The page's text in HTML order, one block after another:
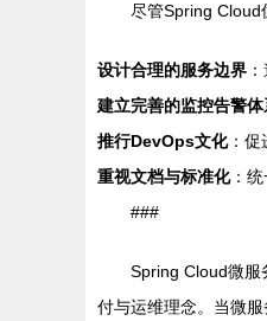
尽管Spring Cloud
设计合理的服务边界
建立完善的监控告警体
推行DevOps文化：促
重视文档与标准化：统
###
Spring Cloud微服
付与运维理念。当微